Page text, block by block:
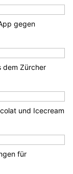
gegen
dem Zürcher
und Icecream
für